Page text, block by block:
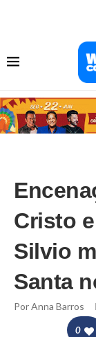
Cristo
Silvio
Santa
PorAnna Barros
0